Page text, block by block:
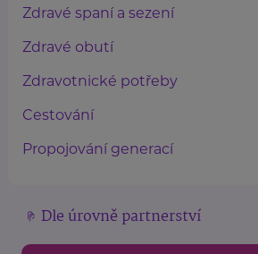
Zdravé spaní a sezení
Zdravé obutí
Zdravotnické potřeby
Cestování
Propojování generací
Dle úrovně partnerství